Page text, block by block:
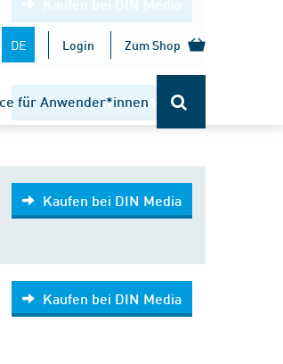
DE Login Zum Shop
für Anwender*innen
Kaufen bei DIN Media
Kaufen bei DIN Media
Kaufen bei DIN Media
Kaufen bei DIN Media